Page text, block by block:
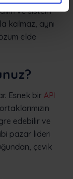
ve sistem
kalmaz, aynı
elde
Esnek bir API
edebilir ve
pazar lideri
çevik